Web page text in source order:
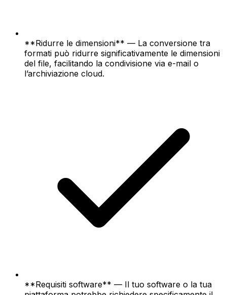
**Ridurre le dimensioni** — La conversione tra
formati può ridurre significativamente le dimensioni
del file, facilitando la condivisione via e-mail o
l’archiviazione cloud.
**Requisiti software** — Il tuo software o la tua